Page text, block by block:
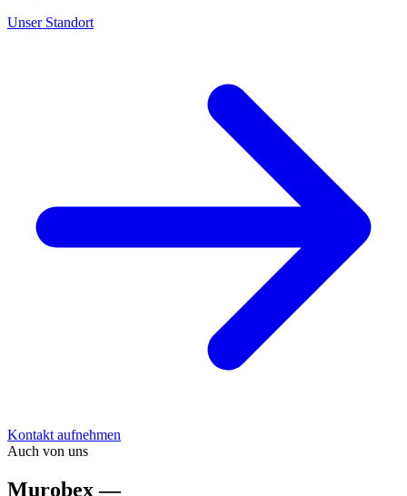
Unser Standort
Kontakt aufnehmen
Auch von uns
Murobex —